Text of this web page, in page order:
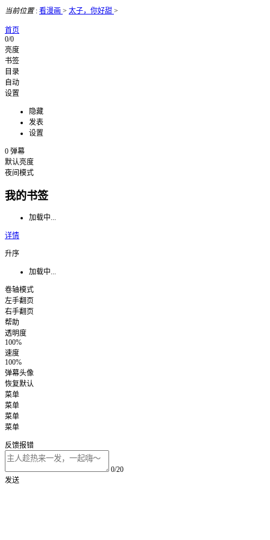
当前位置: 看漫画 > 太子，你好甜 >
首页
0/0
亮度
书签
目录
自动
设置
隐藏
发表
设置
0 弹幕
默认亮度
夜间模式
我的书签
加载中...
详情
升序
加载中...
卷轴模式
左手翻页
右手翻页
帮助
透明度
100%
速度
100%
弹幕头像
恢复默认
菜单
菜单
菜单
菜单
反馈报错
0/20
发送